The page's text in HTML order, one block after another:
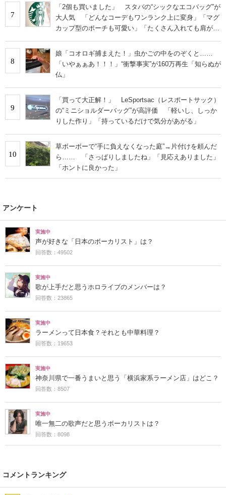
7
「2個も買いました」 スタバの“シックなエコバッグ”が
大人気 「どんなコーデもワンランク上に変身」「マグ
カップ型のポーチも可愛い」「たくさん入れても肩が痛
8
娘「コオロギ捕まえた！」虫かごの中をのぞくと……
「いやぁぁあ！！！」“衝撃事実”が160万再生「知らぬが
仏」
9
「買って大正解！」 LeSportsac（レスポートサック）
の“ミニショルダーバッグ”が高評価 「軽いし、しっか
りした作り」「持っているだけで気分があがる」
10
草ボーボーで“手に負えなくなった庭”→片付けを頼んだ
ら…… 「さっぱりしましたね」「見応えありました」
「ホントに良かった」
アンケート
実施中
声が好きな「日本のボーカリスト」は？
回答数：49502
実施中
歌が上手だと思うホロライブのメンバーは？
回答数：23865
実施中
ラーメンって日本食？それとも中華料理？
回答数：19653
実施中
神奈川県で一番うまいと思う「横浜家系ラーメン店」はどこ？
回答数：8507
実施中
唯一無二の歌声だと思うボーカリストは？
回答数：8098
コメントランキング